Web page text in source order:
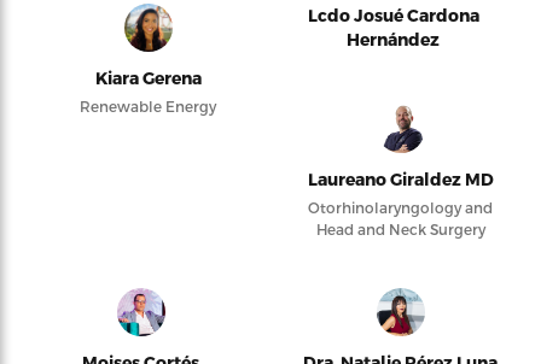
Kiara Gerena
Renewable Energy
Lcdo Josué Cardona
Hernández
Laureano Giraldez MD
Otorhinolaryngology and
Head and Neck Surgery